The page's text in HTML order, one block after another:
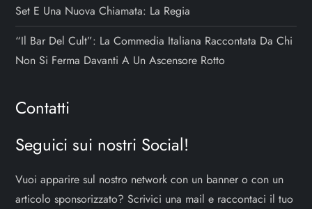
Set E Una Nuova Chiamata: La Regia
“Il Bar Del Cult”: La Commedia Italiana Raccontata Da Chi
Non Si Ferma Davanti A Un Ascensore Rotto
Contatti
Seguici sui nostri Social!
Vuoi apparire sul nostro network con un banner o con un
articolo sponsorizzato? Scrivici una mail e raccontaci il tuo